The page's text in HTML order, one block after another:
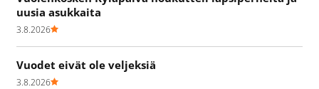
uusia asukkaita
3.8.2026
Vuodet eivät ole veljeksiä
3.8.2026